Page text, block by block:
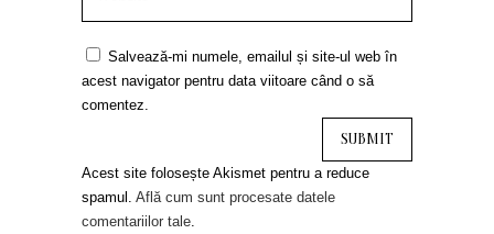
Salvează-mi numele, emailul și site-ul web în
acest navigator pentru data viitoare când o să
comentez.
Acest site folosește Akismet pentru a reduce
spamul. Află cum sunt procesate datele
comentariilor tale.